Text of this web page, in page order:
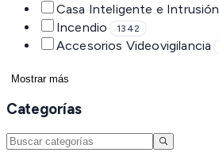
Casa Inteligente e Intrusión
Incendio 1342
Accesorios Videovigilancia
Mostrar más
Categorías